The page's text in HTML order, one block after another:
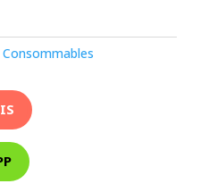
Consommables